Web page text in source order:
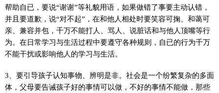
帮助自已，要说“谢谢”等礼貌用语，如果做错了事要主动认错，
并且要道歉，说“对不起”，在和他人相处时要笑容可掬、和蔼可
亲、兼容并包，千万不能打人、骂人、说脏话和与他人顶嘴等行
为。在日常学习与生活过程中要遵守各种规则，自已的行为千万
不能干扰或影响他人的学习与生活。
3、要引导孩子认知事物、辨明是非。社会是一个纷繁复杂的多面
体，父母要告诫孩子好的事情可以做，不好的事情不能做，那些